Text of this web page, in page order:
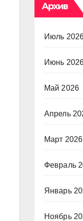
Архив
Июль
Июнь
Май 2026
Апрель
Март 2026
Февраль
Январь
Ноябрь